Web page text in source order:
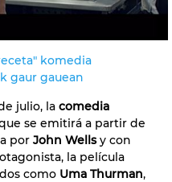
komedia
gaur gauean
julio, la comedia
se emitirá a partir de
por John Wellsy con
la película
como Uma Thurman,